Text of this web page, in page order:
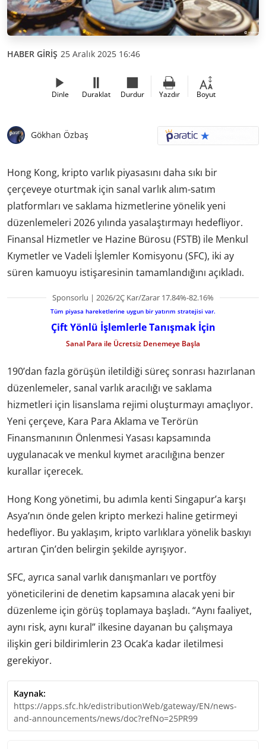
HABER GİRİŞ 25 Aralık 2025 16:46
Dinle Duraklat Durdur Yazdır Boyut
Gökhan Özbaş
Hong Kong, kripto varlık piyasasını daha sıkı bir
çerçeveye oturtmak için sanal varlık alım-satım
platformları ve saklama hizmetlerine yönelik yeni
düzenlemeleri 2026 yılında yasalaştırmayı hedefliyor.
Finansal Hizmetler ve Hazine Bürosu (FSTB) ile Menkul
Kıymetler ve Vadeli İşlemler Komisyonu (SFC), iki ay
süren kamuoyu istişaresinin tamamlandığını açıkladı.
Sponsorlu | 2026/2Ç Kar/Zarar 17.84%-82.16%
Tüm piyasa hareketlerine uygun bir yatırım stratejisi var.
Çift Yönlü İşlemlerle Tanışmak İçin
Sanal Para ile Ücretsiz Denemeye Başla
190’dan fazla görüşün iletildiği süreç sonrası hazırlanan
düzenlemeler, sanal varlık aracılığı ve saklama
hizmetleri için lisanslama rejimi oluşturmayı amaçlıyor.
Yeni çerçeve, Kara Para Aklama ve Terörün
Finansmanının Önlenmesi Yasası kapsamında
uygulanacak ve menkul kıymet aracılığına benzer
kurallar içerecek.
Hong Kong yönetimi, bu adımla kenti Singapur’a karşı
Asya’nın önde gelen kripto merkezi haline getirmeyi
hedefliyor. Bu yaklaşım, kripto varlıklara yönelik baskıyı
artıran Çin’den belirgin şekilde ayrışıyor.
SFC, ayrıca sanal varlık danışmanları ve portföy
yöneticilerini de denetim kapsamına alacak yeni bir
düzenleme için görüş toplamaya başladı. “Aynı faaliyet,
aynı risk, aynı kural” ilkesine dayanan bu çalışmaya
ilişkin geri bildirimlerin 23 Ocak’a kadar iletilmesi
gerekiyor.
Kaynak:
https://apps.sfc.hk/edistributionWeb/gateway/EN/news-
and-announcements/news/doc?refNo=25PR99